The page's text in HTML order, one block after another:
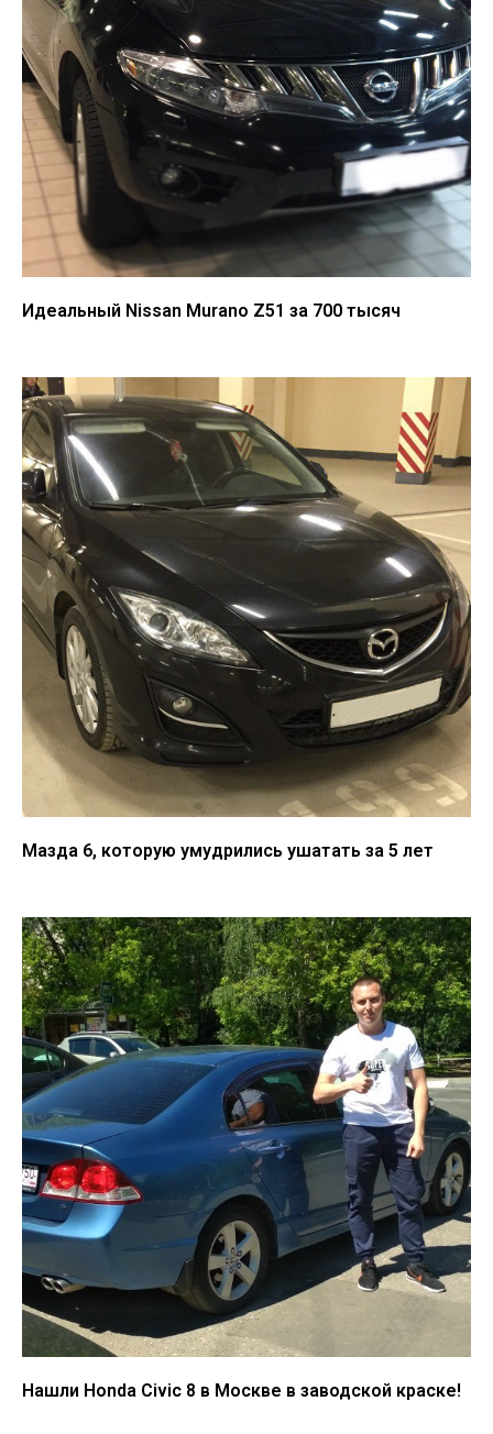
Идеальный Nissan Murano Z51 за 700 тысяч
Мазда 6, которую умудрились ушатать за 5 лет
Нашли Honda Civic 8 в Москве в заводской краске!